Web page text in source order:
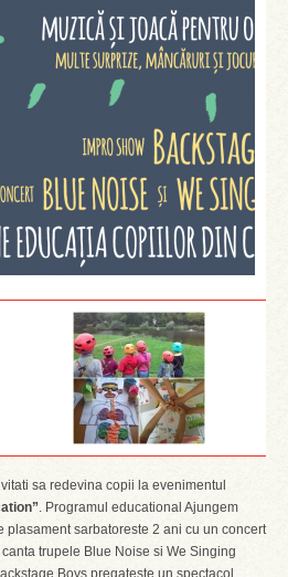
sa redevina copii la evenimentul
. Programul educational Ajungem
plasament sarbatoreste 2 ani cu un concert
trupele Blue Noise si We Singing
Boys pregateste un spectacol